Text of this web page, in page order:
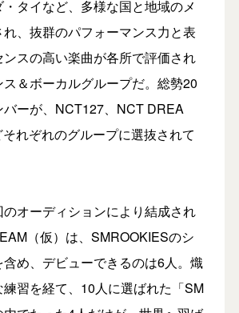
タイなど、多様な国と地域のメ
、抜群のパフォーマンス力と表
スの高い楽曲が各所で評価され
＆ボーカルグループだ。総勢20
バーが、NCT127、NCT DREA
れぞれのグループに選抜されて
オーディションにより結成され
（仮）は、SMROOKIESのシ
め、デビューできるのは6人。熾
習を経て、10人に選ばれた「SM